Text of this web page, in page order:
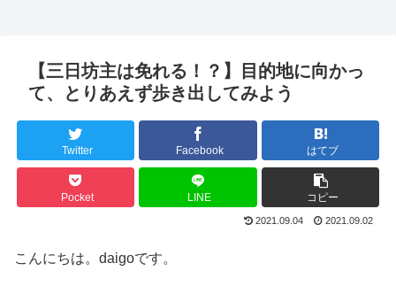
【三日坊主は免れる！？】目的地に向かっ
て、とりあえず歩き出してみよう
Twitter Facebook はてブ
Pocket LINE コピー
2021.09.04 2021.09.02
こんにちは。daigoです。